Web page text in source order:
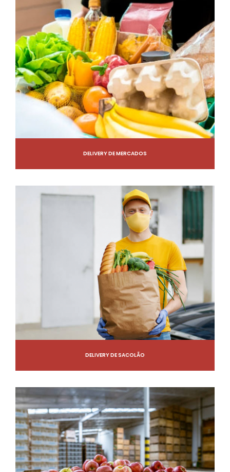
DELIVERY DE MERCADOS
DELIVERY DE SACOLÃO